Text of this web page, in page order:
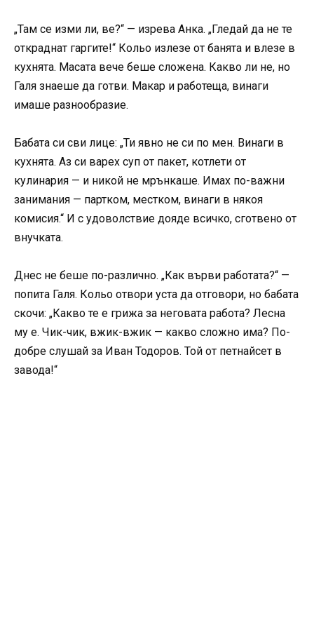
„Там се изми ли, ве?“ — изрева Анка. „Гледай да не те
откраднат гаргите!“ Кольо излезе от банята и влезе в
кухнята. Масата вече беше сложена. Какво ли не, но
Галя знаеше да готви. Макар и работеща, винаги
имаше разнообразие.
Бабата си сви лице: „Ти явно не си по мен. Винаги в
кухнята. Аз си варех суп от пакет, котлети от
кулинария — и никой не мрънкаше. Имах по-важни
занимания — партком, местком, винаги в някоя
комисия.“ И с удоволствие дояде всичко, сготвено от
внучката.
Днес не беше по-различно. „Как върви работата?“ —
попита Галя. Кольо отвори уста да отговори, но бабата
скочи: „Какво те е грижа за неговата работа? Лесна
му е. Чик-чик, вжик-вжик — какво сложно има? По-
добре слушай за Иван Тодоров. Той от петнайсет в
завода!“